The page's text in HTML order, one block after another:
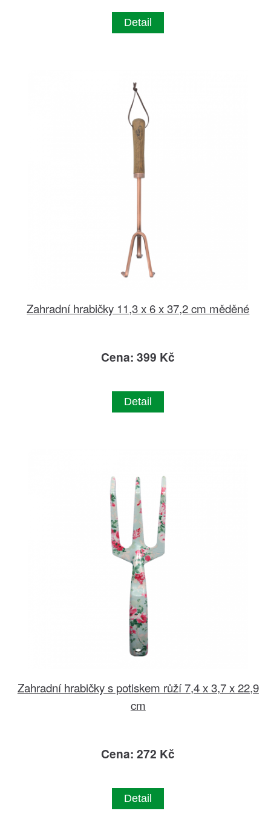
Detail
Zahradní hrabičky 11,3 x 6 x 37,2 cm měděné
Cena: 399 Kč
Detail
Zahradní hrabičky s potiskem růží 7,4 x 3,7 x 22,9
cm
Cena: 272 Kč
Detail